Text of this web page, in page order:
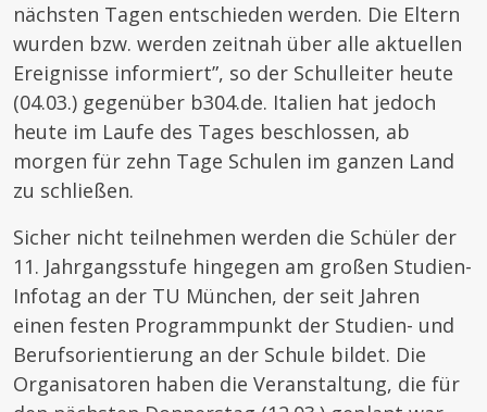
nächsten Tagen entschieden werden. Die Eltern
wurden bzw. werden zeitnah über alle aktuellen
Ereignisse informiert”, so der Schulleiter heute
(04.03.) gegenüber b304.de. Italien hat jedoch
heute im Laufe des Tages beschlossen, ab
morgen für zehn Tage Schulen im ganzen Land
zu schließen.
Sicher nicht teilnehmen werden die Schüler der
11. Jahrgangsstufe hingegen am großen Studien-
Infotag an der TU München, der seit Jahren
einen festen Programmpunkt der Studien- und
Berufsorientierung an der Schule bildet. Die
Organisatoren haben die Veranstaltung, die für